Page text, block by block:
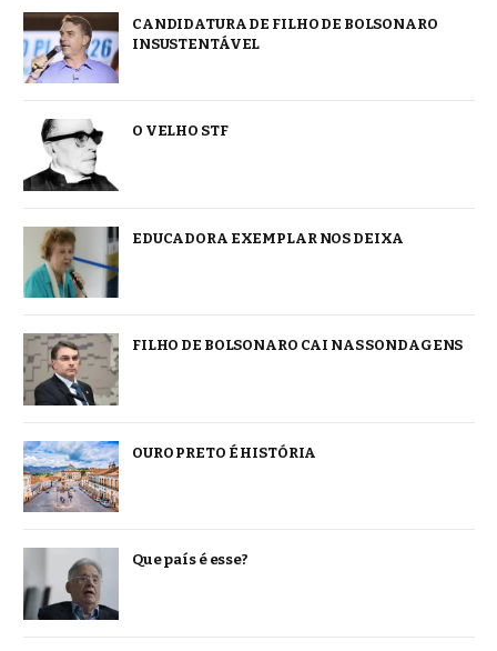
CANDIDATURA DE FILHO DE BOLSONARO
INSUSTENTÁVEL
O VELHO STF
EDUCADORA EXEMPLAR NOS DEIXA
FILHO DE BOLSONARO CAI NAS SONDAGENS
OURO PRETO É HISTÓRIA
Que país é esse?